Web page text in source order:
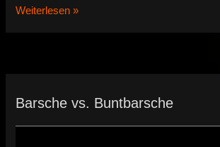
Buntbarschverzeichnis
Weiterlesen »
Barsche vs. Buntbarsche